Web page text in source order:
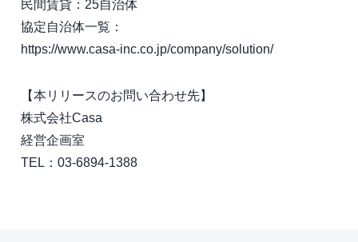
民間賃貸：25自治体
協定自治体一覧：
https://www.casa-inc.co.jp/company/solution/
【本リリースのお問い合わせ先】
株式会社Casa
経営企画室
TEL：03-6894-1388